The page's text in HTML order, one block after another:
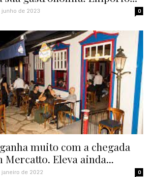
junho de 2023 0
muito com a chegada
Mercatto. Eleva ainda...
janeiro de 2022 0